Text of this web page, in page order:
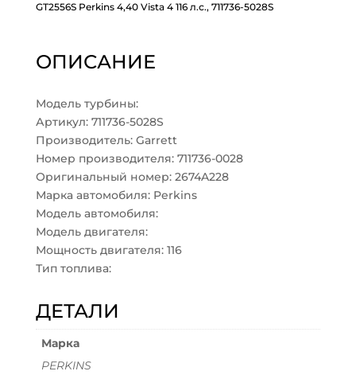
GT2556S Perkins 4,40 Vista 4 116 л.с., 711736-5028S
ОПИСАНИЕ
Модель турбины:
Артикул: 711736-5028S
Производитель: Garrett
Номер производителя: 711736-0028
Оригинальный номер: 2674A228
Марка автомобиля: Perkins
Модель автомобиля:
Модель двигателя:
Мощность двигателя: 116
Тип топлива:
ДЕТАЛИ
Марка
PERKINS